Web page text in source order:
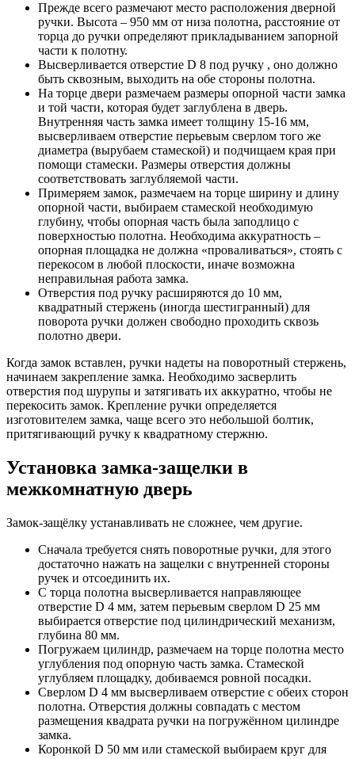
Прежде всего размечают место расположения дверной
ручки. Высота – 950 мм от низа полотна, расстояние от
торца до ручки определяют прикладыванием запорной
части к полотну.
Высверливается отверстие D 8 под ручку , оно должно
быть сквозным, выходить на обе стороны полотна.
На торце двери размечаем размеры опорной части замка
и той части, которая будет заглублена в дверь.
Внутренняя часть замка имеет толщину 15-16 мм,
высверливаем отверстие перьевым сверлом того же
диаметра (вырубаем стамеской) и подчищаем края при
помощи стамески. Размеры отверстия должны
соответствовать заглубляемой части.
Примеряем замок, размечаем на торце ширину и длину
опорной части, выбираем стамеской необходимую
глубину, чтобы опорная часть была заподлицо с
поверхностью полотна. Необходима аккуратность –
опорная площадка не должна «проваливаться», стоять с
перекосом в любой плоскости, иначе возможна
неправильная работа замка.
Отверстия под ручку расширяются до 10 мм,
квадратный стержень (иногда шестигранный) для
поворота ручки должен свободно проходить сквозь
полотно двери.
Когда замок вставлен, ручки надеты на поворотный стержень,
начинаем закрепление замка. Необходимо засверлить
отверстия под шурупы и затягивать их аккуратно, чтобы не
перекосить замок. Крепление ручки определяется
изготовителем замка, чаще всего это небольшой болтик,
притягивающий ручку к квадратному стержню.
Установка замка-защелки в
межкомнатную дверь
Замок-защёлку устанавливать не сложнее, чем другие.
Сначала требуется снять поворотные ручки, для этого
достаточно нажать на защелки с внутренней стороны
ручек и отсоединить их.
С торца полотна высверливается направляющее
отверстие D 4 мм, затем перьевым сверлом D 25 мм
выбирается отверстие под цилиндрический механизм,
глубина 80 мм.
Погружаем цилиндр, размечаем на торце полотна место
углубления под опорную часть замка. Стамеской
углубляем площадку, добиваемся ровной посадки.
Сверлом D 4 мм высверливаем отверстие с обеих сторон
полотна. Отверстия должны совпадать с местом
размещения квадрата ручки на погружённом цилиндре
замка.
Коронкой D 50 мм или стамеской выбираем круг для